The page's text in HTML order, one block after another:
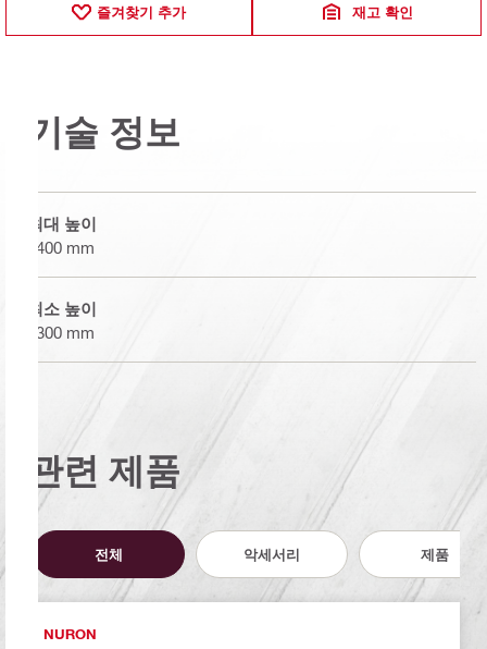
즐겨찾기 추가 재고 확인
기술 정보
최대 높이
2400 mm
최소 높이
1300 mm
관련 제품
전체 악세서리 제품
NURON